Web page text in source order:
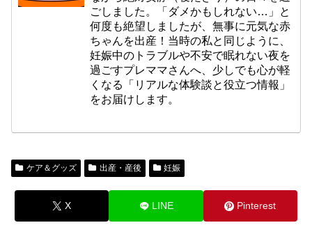
ごしました。「ダメかもしれない…」と
何度も絶望しましたが、無事に元気な赤
ちゃんを出産！当時の私と同じように、
妊娠中のトラブルや不安で眠れない夜を
過ごすプレママさんへ、少しでも心が軽
くなる「リアルな体験談と役立つ情報」
をお届けします。
ケア＆グッズ 出産・産後 妊娠
X LINE Pinterest